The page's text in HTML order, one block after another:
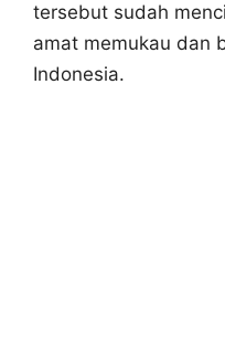
tersebut sudah
amat memukau dan
Indonesia.